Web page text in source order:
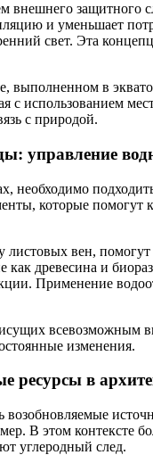
защитного
и уменьшает
свет. Эта
в
использованием
с природой.
управление
необходимо
которые
вен,
древесина и
Применение
всевозможным
изменения.
ресурсы в
возобновляемые
В этом
углеродный след.